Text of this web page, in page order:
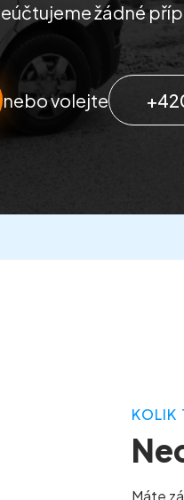
žádné
nebo volejte
KOLIK
Máte